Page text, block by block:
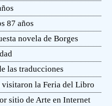
87 años
novela de Borges
las traducciones
visitaron la Feria del Libro
sitio de Arte en Internet